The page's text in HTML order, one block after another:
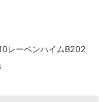
レーベンハイムB202